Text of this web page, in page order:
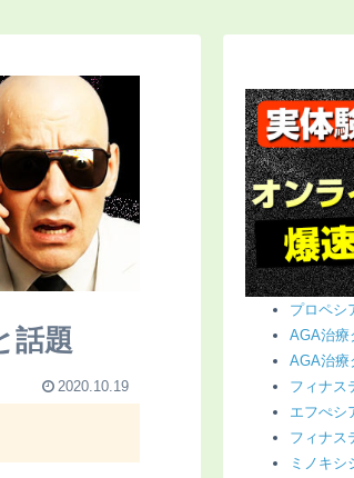
話題
2020.10.19
プロペシ
AGA治療
AGA治療
フィナス
エフぺシ
フィナス
ミノキシ